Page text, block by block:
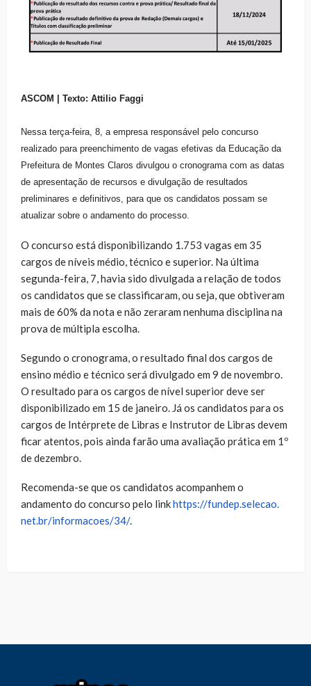
ASCOM | Texto: Attilio Faggi
Nessa terça-feira, 8, a empresa responsável pelo concurso
realizado para preenchimento de vagas efetivas da Educação da
Prefeitura de Montes Claros divulgou o cronograma com as datas
de apresentação de recursos e divulgação de resultados
preliminares e definitivos, para que os candidatos possam se
atualizar sobre o andamento do processo.
O concurso está disponibilizando 1.753 vagas em 35
cargos de níveis médio, técnico e superior. Na última
segunda-feira, 7, havia sido divulgada a relação de todos
os candidatos que se classificaram, ou seja, que obtiveram
mais de 60% da nota e não zeraram nenhuma disciplina na
prova de múltipla escolha.
Segundo o cronograma, o resultado final dos cargos de
ensino médio e técnico será divulgado em 9 de novembro.
O resultado para os cargos de nível superior deve ser
disponibilizado em 15 de janeiro. Já os candidatos para os
cargos de Intérprete de Libras e Instrutor de Libras devem
ficar atentos, pois ainda farão uma avaliação prática em 1º
de dezembro.
Recomenda-se que os candidatos acompanhem o
andamento do concurso pelo linkhttps://fundep.selecao.
net.br/informacoes/34/.